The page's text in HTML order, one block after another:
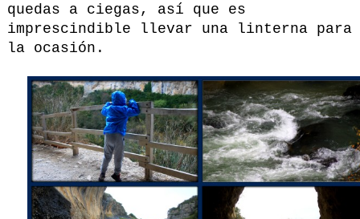
quedas a ciegas, así que es
imprescindible llevar una linterna para
la ocasión.